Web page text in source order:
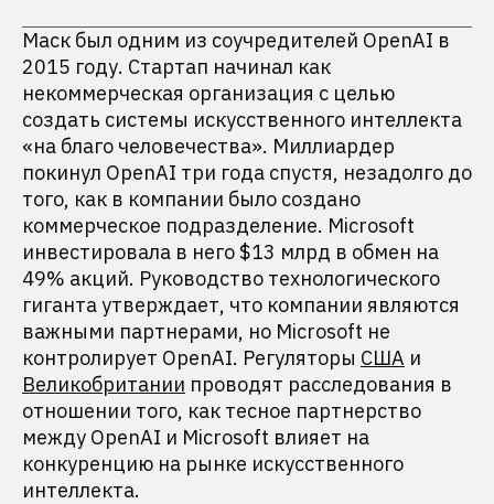
Маск был одним из соучредителей OpenAI в
2015 году. Стартап начинал как
некоммерческая организация с целью
создать системы искусственного интеллекта
«на благо человечества». Миллиардер
покинул OpenAI три года спустя, незадолго до
того, как в компании было создано
коммерческое подразделение. Microsoft
инвестировала в него $13 млрд в обмен на
49% акций. Руководство технологического
гиганта утверждает, что компании являются
важными партнерами, но Microsoft не
контролирует OpenAI. Регуляторы США и
Великобритании проводят расследования в
отношении того, как тесное партнерство
между OpenAI и Microsoft влияет на
конкуренцию на рынке искусственного
интеллекта.